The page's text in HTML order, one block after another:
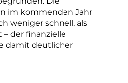
im kommenden Jahr
weniger schnell, als
– der finanzielle
damit deutlicher